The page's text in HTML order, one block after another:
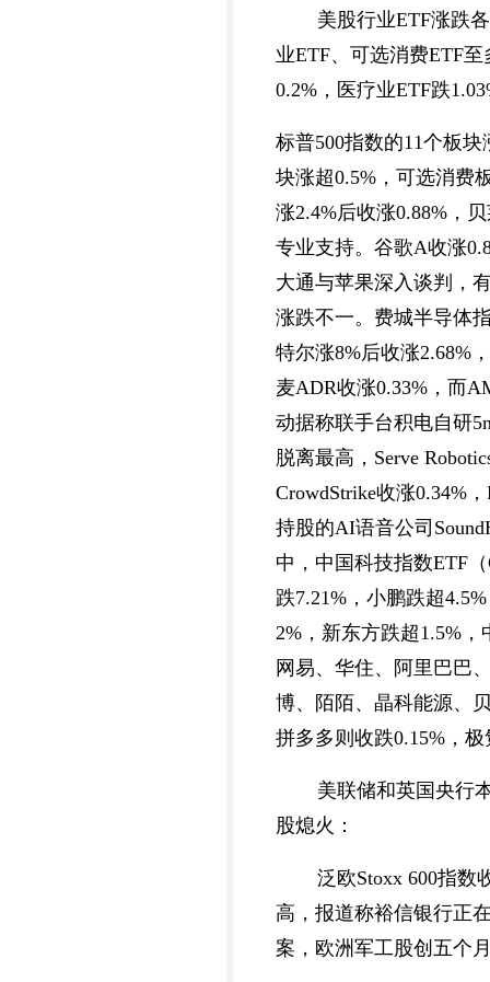
美股行业ETF涨跌
业ETF、可选消费ETF
0.2%，医疗业ETF跌
标普500指数的11个板
块涨超0.5%，可选消费
涨2.4%后收涨0.88%，
专业支持。谷歌A收涨
大通与苹果深入谈判，
涨跌不一。费城半导体
特尔涨8%后收涨2.68%
麦ADR收涨0.33%，而
动据称联手台积电自研
脱离最高，Serve
CrowdStrike收涨0.34%
持股的AI语音公司
中，中国科技指数ETF
跌7.21%，小鹏跌超
2%，新东方跌超1.5%
网易、华住、阿里巴巴
博、陌陌、晶科能源、
拼多多则收跌0.15%，极
美联储和英国央行
股熄火：
泛欧Stoxx 600指数
高，报道称裕信银行正
案，欧洲军工股创五个